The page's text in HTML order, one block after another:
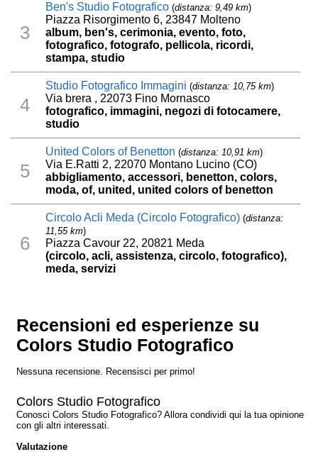
3
Ben's Studio Fotografico (distanza: 9,49 km)
Piazza Risorgimento 6, 23847 Molteno
album, ben's, cerimonia, evento, foto,
fotografico, fotografo, pellicola, ricordi,
stampa, studio
4
Studio Fotografico Immagini (distanza: 10,75 km)
Via brera , 22073 Fino Mornasco
fotografico, immagini, negozi di fotocamere,
studio
5
United Colors of Benetton (distanza: 10,91 km)
Via E.Ratti 2, 22070 Montano Lucino (CO)
abbigliamento, accessori, benetton, colors,
moda, of, united, united colors of benetton
6
Circolo Acli Meda (Circolo Fotografico) (distanza:
11,55 km)
Piazza Cavour 22, 20821 Meda
(circolo, acli, assistenza, circolo, fotografico),
meda, servizi
Recensioni ed esperienze su
Colors Studio Fotografico
Nessuna recensione. Recensisci per primo!
Colors Studio Fotografico
Conosci Colors Studio Fotografico? Allora condividi qui la tua opinione
con gli altri interessati.
Valutazione